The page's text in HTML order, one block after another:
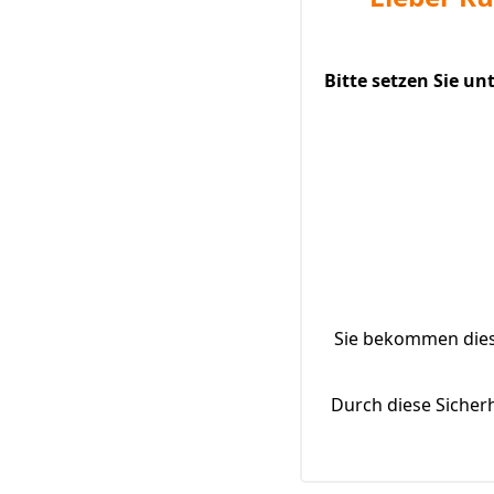
Bitte setzen Sie
Sie bekommen
Durch diese